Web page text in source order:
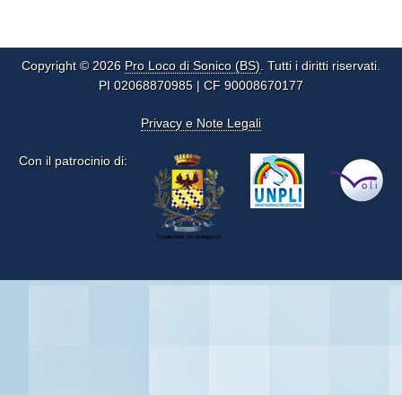
Copyright © 2026 Pro Loco di Sonico (BS). Tutti i diritti riservati.
PI 02068870985 | CF 90008670177
Privacy e Note Legali
Con il patrocinio di: